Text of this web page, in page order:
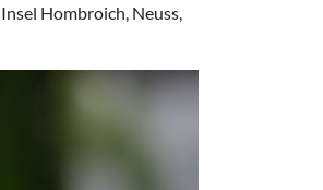
. Insel Hombroich, Neuss,